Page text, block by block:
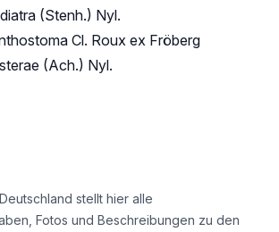
(Stenh.) Nyl.
Cl. Roux ex Fröberg
(Ach.) Nyl.
stellt hier alle
Fotos und Beschreibungen zu den